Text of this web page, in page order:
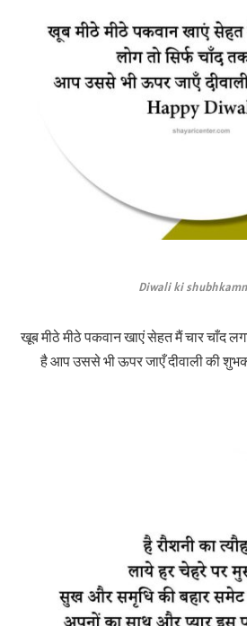
Diwali ki
खूब मीठे मीठे पकवान खाएं सेहत मैं चार चाँद
है आप उससे भी ऊपर जाएँ दीवाली की